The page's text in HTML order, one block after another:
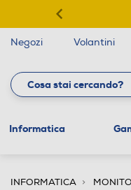
Negozi Volantini
Informatica
INFORMATICA